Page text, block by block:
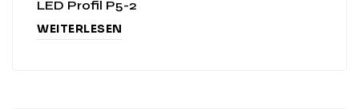
LED Profil P5-2
WEITERLESEN